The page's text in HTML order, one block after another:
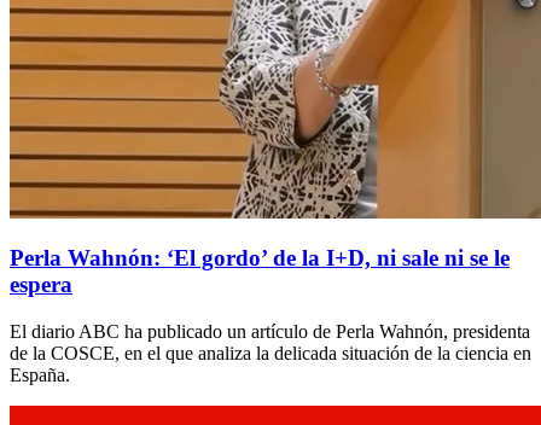
Perla Wahnón: ‘El gordo’ de la I+D, ni sale ni se le
espera
El diario ABC ha publicado un artículo de Perla Wahnón, presidenta
de la COSCE, en el que analiza la delicada situación de la ciencia en
España.